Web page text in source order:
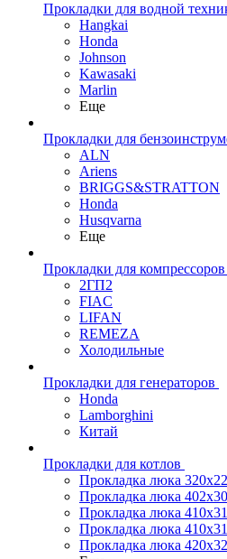
Прокладки для водной
Hangkai
Honda
Johnson
Kawasaki
Marlin
Еще
Прокладки для
ALN
Ariens
BRIGGS&STRATTON
Honda
Husqvarna
Еще
Прокладки для компрессоров
2ГП2
FIAC
LIFAN
REMEZA
Холодильные
Прокладки для генераторов
Honda
Lamborghini
Китай
Прокладки для котлов
Прокладка люка
Прокладка люка
Прокладка люка
Прокладка люка
Прокладка люка